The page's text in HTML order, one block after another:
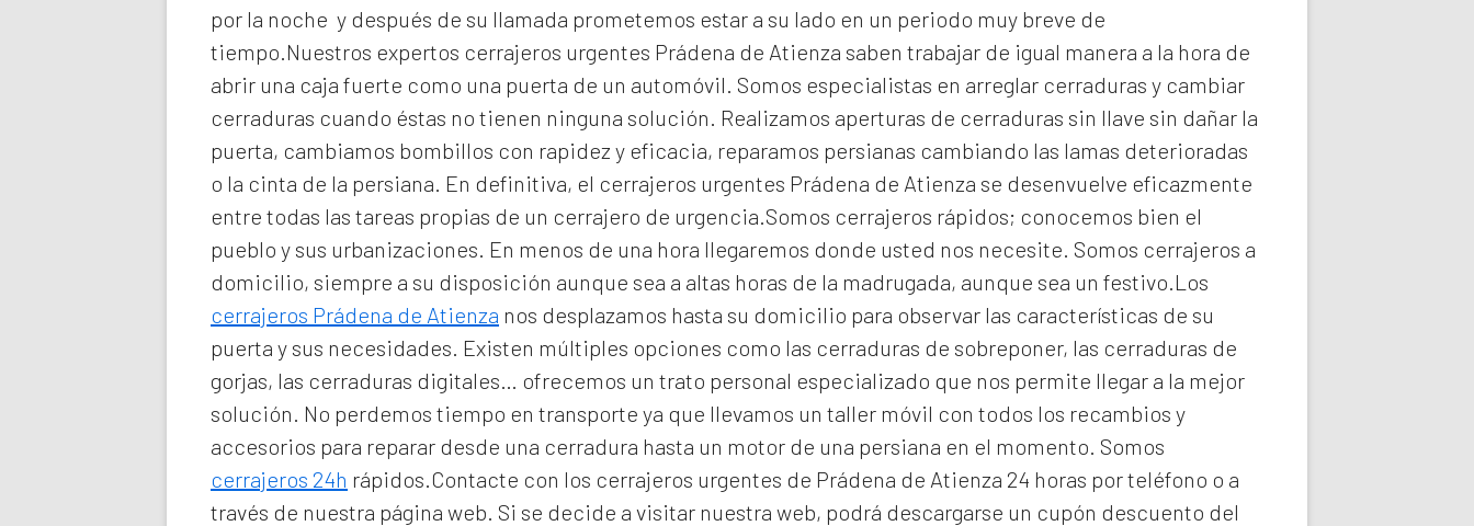
por la noche y después de su llamada prometemos estar a su lado en un periodo muy breve de
tiempo.Nuestros expertos cerrajeros urgentes Prádena de Atienza saben trabajar de igual manera a la hora de
abrir una caja fuerte como una puerta de un automóvil. Somos especialistas en arreglar cerraduras y cambiar
cerraduras cuando éstas no tienen ninguna solución. Realizamos aperturas de cerraduras sin llave sin dañar la
puerta, cambiamos bombillos con rapidez y eficacia, reparamos persianas cambiando las lamas deterioradas
o la cinta de la persiana. En definitiva, el cerrajeros urgentes Prádena de Atienza se desenvuelve eficazmente
entre todas las tareas propias de un cerrajero de urgencia.Somos cerrajeros rápidos; conocemos bien el
pueblo y sus urbanizaciones. En menos de una hora llegaremos donde usted nos necesite. Somos cerrajeros a
domicilio, siempre a su disposición aunque sea a altas horas de la madrugada, aunque sea un festivo.Los
cerrajeros Prádena de Atienza nos desplazamos hasta su domicilio para observar las características de su
puerta y sus necesidades. Existen múltiples opciones como las cerraduras de sobreponer, las cerraduras de
gorjas, las cerraduras digitales… ofrecemos un trato personal especializado que nos permite llegar a la mejor
solución. No perdemos tiempo en transporte ya que llevamos un taller móvil con todos los recambios y
accesorios para reparar desde una cerradura hasta un motor de una persiana en el momento. Somos
cerrajeros 24h rápidos.Contacte con los cerrajeros urgentes de Prádena de Atienza 24 horas por teléfono o a
través de nuestra página web. Si se decide a visitar nuestra web, podrá descargarse un cupón descuento del